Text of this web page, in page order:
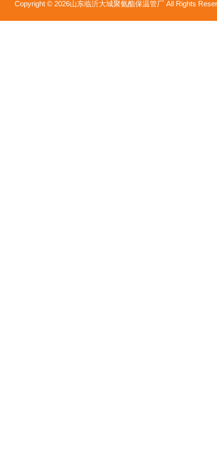
Copyright © 2026山东临沂大城聚氨酯保温管厂 All Rights